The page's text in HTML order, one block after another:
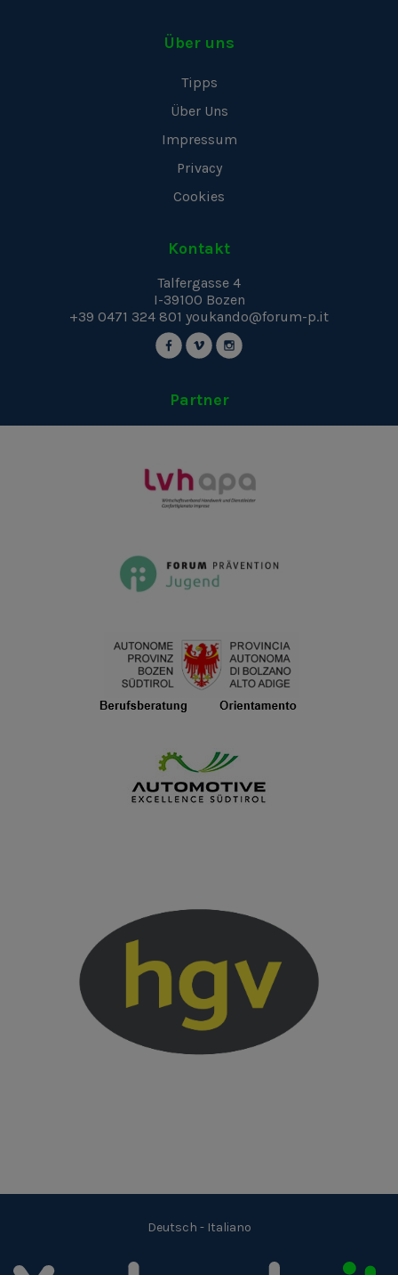
Über uns
Tipps
Über Uns
Impressum
Privacy
Cookies
Kontakt
Talfergasse 4
I-39100 Bozen
+39 0471 324 801 youkando@forum-p.it
Partner
Deutsch - Italiano